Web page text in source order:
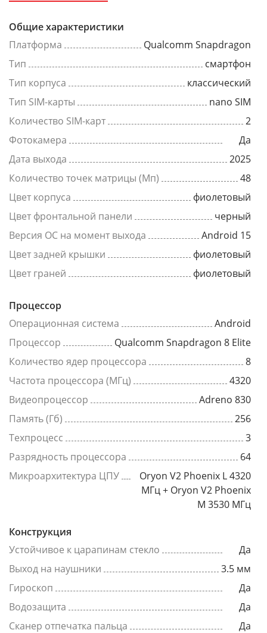
Общие характеристики
Платформа
Qualcomm Snapdragon
Тип
смартфон
Тип корпуса
классический
Тип SIM-карты
nano SIM
Количество SIM-карт
2
Фотокамера
Да
Дата выхода
2025
Количество точек матрицы (Мп)
48
Цвет корпуса
фиолетовый
Цвет фронтальной панели
черный
Версия ОС на момент выхода
Android 15
Цвет задней крышки
фиолетовый
Цвет граней
фиолетовый
Процессор
Операционная система
Android
Процессор
Qualcomm Snapdragon 8 Elite
Количество ядер процессора
8
Частота процессора (МГц)
4320
Видеопроцессор
Adreno 830
Память (Гб)
256
Техпроцесс
3
Разрядность процессора
64
Микроархитектура ЦПУ
Oryon V2 Phoenix L 4320
МГц + Oryon V2 Phoenix
M 3530 МГц
Конструкция
Устойчивое к царапинам стекло
Да
Выход на наушники
3.5 мм
Гироскоп
Да
Водозащита
Да
Сканер отпечатка пальца
Да